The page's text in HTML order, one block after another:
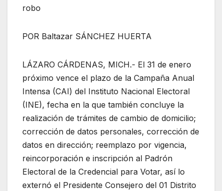
robo
POR Baltazar SÁNCHEZ HUERTA
LÁZARO CÁRDENAS, MICH.- El 31 de enero
próximo vence el plazo de la Campaña Anual
Intensa (CAI) del Instituto Nacional Electoral
(INE), fecha en la que también concluye la
realización de trámites de cambio de domicilio;
corrección de datos personales, corrección de
datos en dirección; reemplazo por vigencia,
reincorporación e inscripción al Padrón
Electoral de la Credencial para Votar, así lo
externó el Presidente Consejero del 01 Distrito